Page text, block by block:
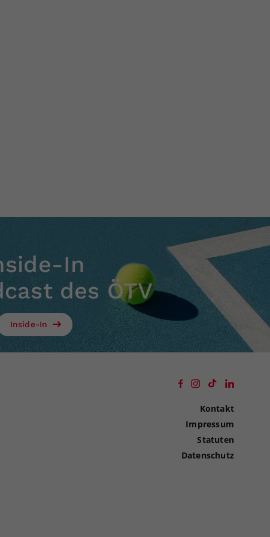
In
des ÖTV
Inside-In
Kontakt
Impressum
Statuten
Datenschutz